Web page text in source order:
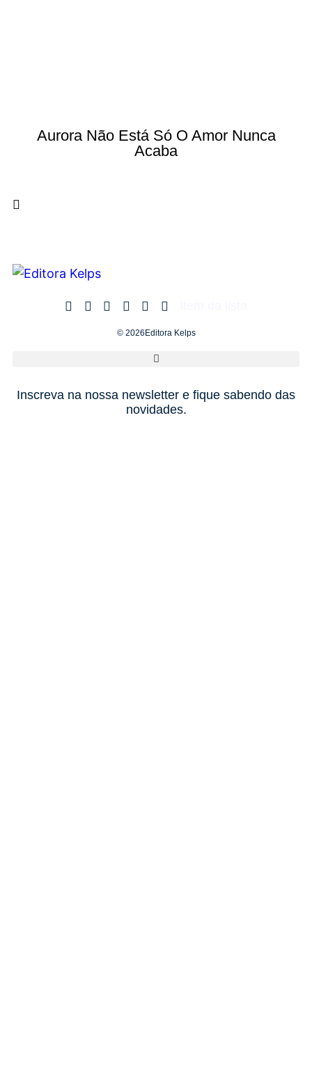
Aurora Não Está Só O Amor Nunca
Acaba
© 2026Editora Kelps
Inscreva na nossa newsletter e fique sabendo das
novidades.